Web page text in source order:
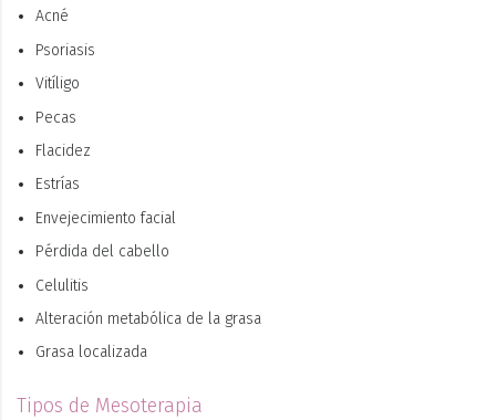
Acné
Psoriasis
Vitíligo
Pecas
Flacidez
Estrías
Envejecimiento facial
Pérdida del cabello
Celulitis
Alteración metabólica de la grasa
Grasa localizada
Tipos de Mesoterapia